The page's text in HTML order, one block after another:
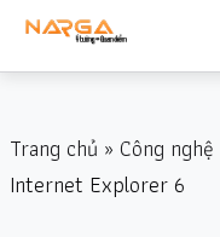
Trang chủ » Công nghệ
Internet Explorer 6